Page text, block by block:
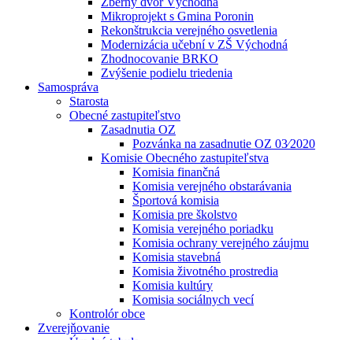
Mikroprojekt s Gmina Poronin
Rekonštrukcia verejného osvetlenia
Modernizácia učební v ZŠ Východná
Zhodnocovanie BRKO
Zvýšenie podielu triedenia
Samospráva
Starosta
Obecné zastupiteľstvo
Zasadnutia OZ
Pozvánka na zasadnutie OZ 03⁄2020
Komisie Obecného zastupiteľstva
Komisia finančná
Komisia verejného obstarávania
Športová komisia
Komisia pre školstvo
Komisia verejného poriadku
Komisia ochrany verejného záujmu
Komisia stavebná
Komisia životného prostredia
Komisia kultúry
Komisia sociálnych vecí
Kontrolór obce
Zverejňovanie